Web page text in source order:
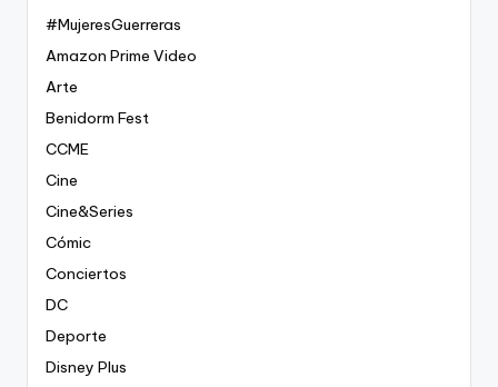
#MujeresGuerreras
Amazon Prime Video
Arte
Benidorm Fest
CCME
Cine
Cine&Series
Cómic
Conciertos
DC
Deporte
Disney Plus